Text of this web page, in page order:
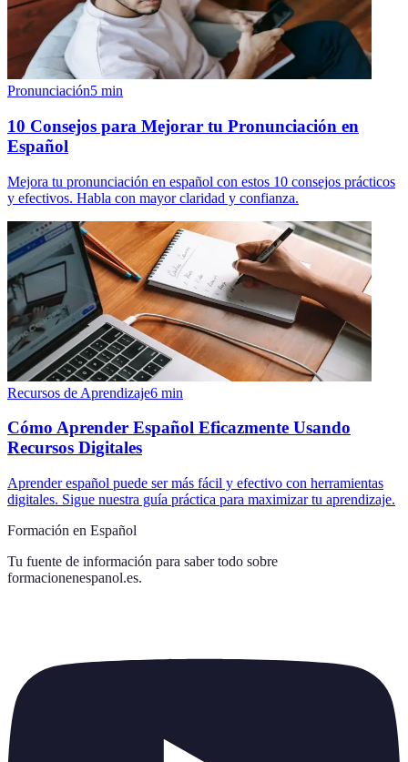
Pronunciación5 min
10 Consejos para Mejorar tu Pronunciación en
Español
Mejora tu pronunciación en español con estos 10 consejos prácticos
y efectivos. Habla con mayor claridad y confianza.
Recursos de Aprendizaje6 min
Cómo Aprender Español Eficazmente Usando
Recursos Digitales
Aprender español puede ser más fácil y efectivo con herramientas
digitales. Sigue nuestra guía práctica para maximizar tu aprendizaje.
Formación en Español
Tu fuente de información para saber todo sobre
formacionenespanol.es.